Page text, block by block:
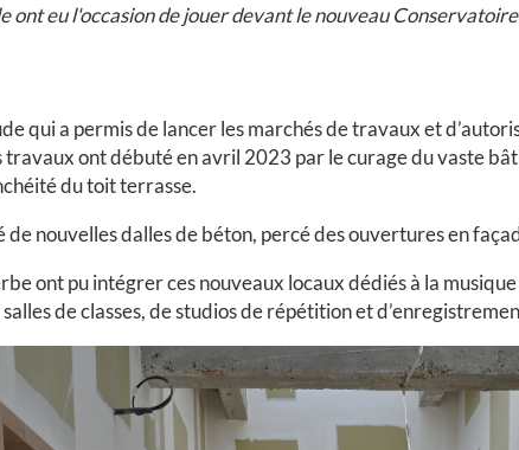
ont eu l'occasion de jouer devant le nouveau
qui a permis de lancer les marchés de travaux et
travaux ont débuté en avril 2023 par le curage du vaste
du toit terrasse.
de nouvelles dalles de béton, percé des ouvertures en
ont pu intégrer ces nouveaux locaux dédiés à la
de classes, de studios de répétition et